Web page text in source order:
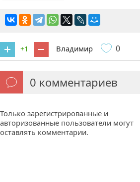
+1 Владимир 0
0 комментариев
Только зарегистрированные и
авторизованные пользователи могут
оставлять комментарии.